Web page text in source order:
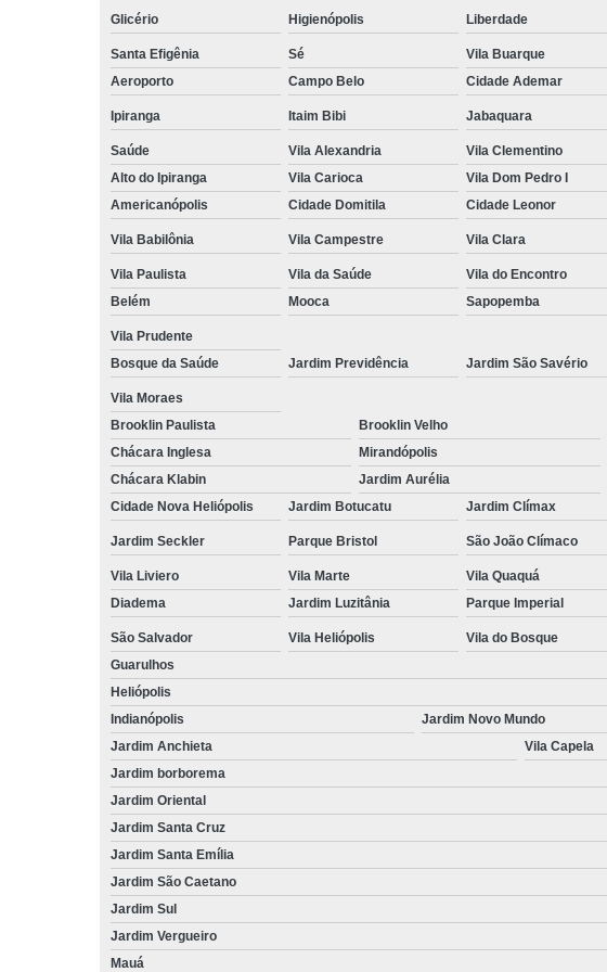
Glicério Higienópolis Liberdade
Santa Efigênia Sé
Vila Buarque
Aeroporto
Campo Belo Cidade Ademar
Ipiranga Itaim Bibi Jabaquara
Saúde Vila Alexandria Vila Clementino
Alto do Ipiranga
Vila Carioca Vila Dom Pedro I
Americanópolis
Cidade Domitila Cidade Leonor
Vila Babilônia Vila Campestre Vila Clara
Vila Paulista Vila da Saúde
Vila do Encontro
Belém
Mooca Sapopemba
Vila Prudente
Bosque da Saúde
Jardim Previdência Jardim São Savério
Vila Moraes
Brooklin Paulista
Brooklin Velho
Chácara Inglesa
Mirandópolis
Chácara Klabin
Jardim Aurélia
Cidade Nova Heliópolis
Jardim Botucatu Jardim Clímax
Jardim Seckler Parque Bristol São João Clímaco
Vila Liviero Vila Marte Vila Quaquá
Diadema
Jardim Luzitânia Parque Imperial
São Salvador Vila Heliópolis
Vila do Bosque
Guarulhos
Heliópolis
Indianópolis
Jardim Novo Mundo
Jardim Anchieta
Vila Capela
Jardim borborema
Jardim Oriental
Jardim Santa Cruz
Jardim Santa Emília
Jardim São Caetano
Jardim Sul
Jardim Vergueiro
Mauá